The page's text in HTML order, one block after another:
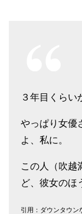
３年目くらい
やっぱり女優
よ、私に。
この人（吹越
ど、彼女のほ
引用：ダウンタウン